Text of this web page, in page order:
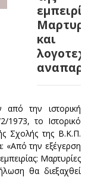
και
την ιστορική
1973, το Ιστορικό
Σχολής της Β.Κ.Π.
την εξέγερση
Μαρτυρίες
θα διεξαχθεί